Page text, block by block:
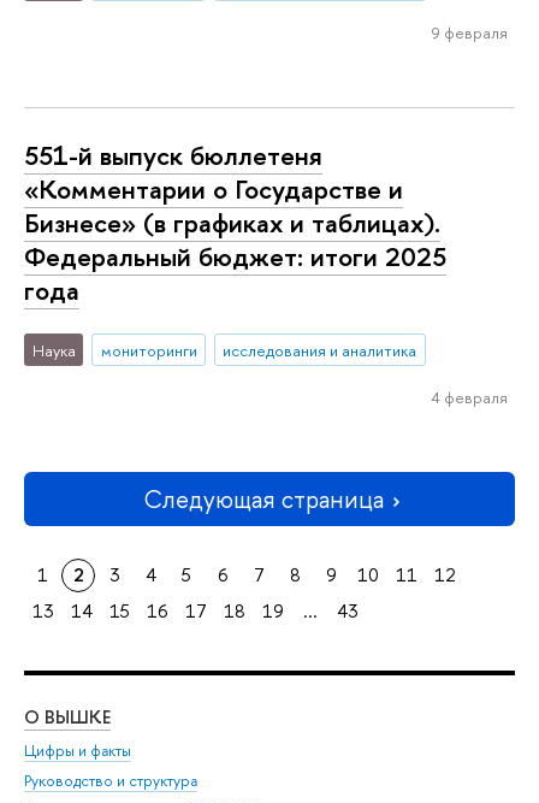
9 февраля
551-й выпуск бюллетеня
«Комментарии о Государстве и
Бизнесе» (в графиках и таблицах).
Федеральный бюджет: итоги 2025
года
Наука мониторинги исследования и аналитика
4 февраля
Следующая страница
1 2 3 4 5 6 7 8 9 10 11
12
13
14 15 16 17 18 19 ... 43
О ВЫШКЕ
Цифры и факты
Руководство и структура